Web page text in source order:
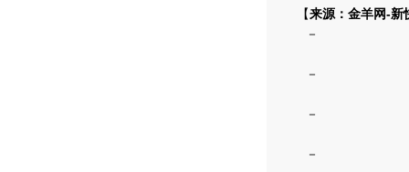
【来源：金羊网-新
－
－
－
－